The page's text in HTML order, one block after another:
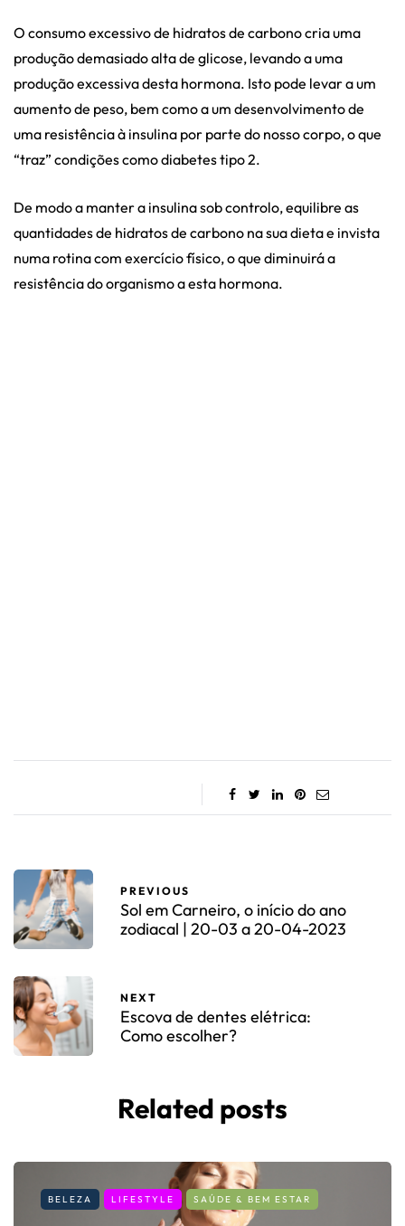
O consumo excessivo de hidratos de carbono cria uma
produção demasiado alta de glicose, levando a uma
produção excessiva desta hormona. Isto pode levar a um
aumento de peso, bem como a um desenvolvimento de
uma resistência à insulina por parte do nosso corpo, o que
“traz” condições como diabetes tipo 2.
De modo a manter a insulina sob controlo, equilibre as
quantidades de hidratos de carbono na sua dieta e invista
numa rotina com exercício físico, o que diminuirá a
resistência do organismo a esta hormona.
PREVIOUS
Sol em Carneiro, o início do ano
zodiacal | 20-03 a 20-04-2023
NEXT
Escova de dentes elétrica:
Como escolher?
Related posts
BELEZA LIFESTYLE SAÚDE & BEM ESTAR